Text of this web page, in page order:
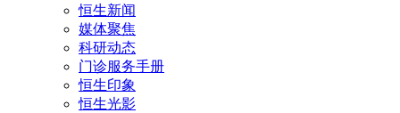
恒生新闻
媒体聚焦
科研动态
门诊服务手册
恒生印象
恒生光影